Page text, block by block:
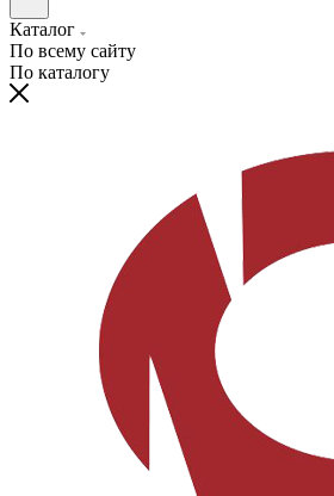
Каталог
По всему сайту
По каталогу